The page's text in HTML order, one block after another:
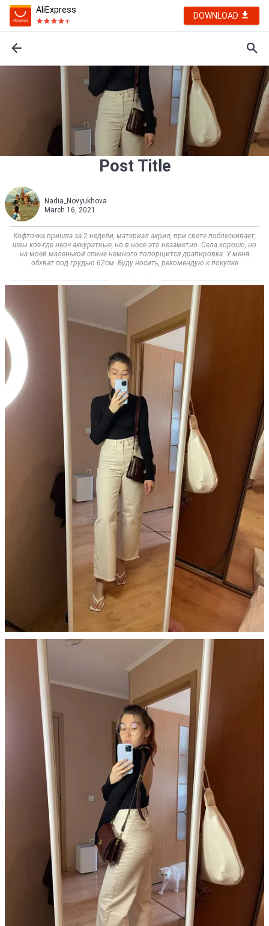
AliExpress
DOWNLOAD
Post Title
Nadia_Novyukhova
March 16, 2021
Кофточка пришла за 2 недели, материал акрил, при свете поблескивает,
швы кое-где неоч аккуратные, но в носе это незаметно. Села хорошо, но
на моей маленькой спине немного топорщится драпировка. У меня
обхват под грудью 62см. Буду носить, рекомендую к покупке